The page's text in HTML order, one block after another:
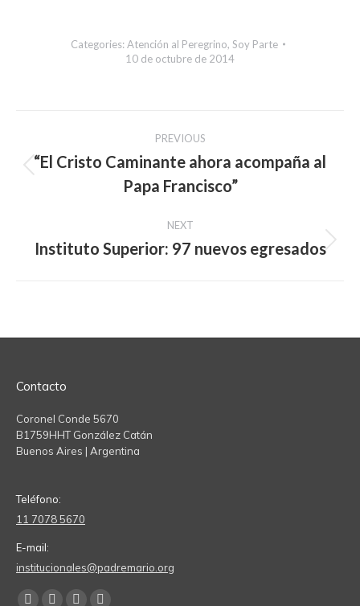
Categories:Atención al Peregrino, Soy Parte
10 de octubre de 2014
navigation
PREVIOUS
Previous
post:
“El Cristo Caminante ahora acompaña al
Papa Francisco”
NEXT
Next
Instituto Superior: 97 nuevos egresados
Contacto
Coronel Conde 5670
B1759HHT González Catán
Buenos Aires | Argentina
Teléfono:
11 7078 5670
E-mail:
institucionales@padremario.org
Find us on: